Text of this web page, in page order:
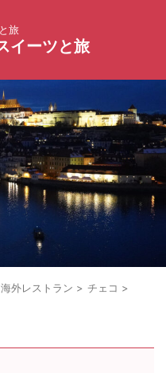
旅
イーツと旅
海外レストラン > チェコ >